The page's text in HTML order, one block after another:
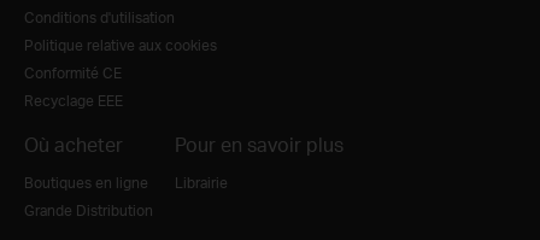
Conditions d'utilisation
Politique relative aux cookies
Conformité CE
Recyclage EEE
Où acheter
Boutiques en ligne
Grande Distribution
Pour en savoir plus
Librairie